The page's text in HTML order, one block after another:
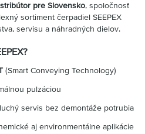
pre Slovensko, spoločnosť
sortiment čerpadiel SEEPEX
servisu a náhradných dielov.
(Smart Conveying Technology)
pulzáciou
servis bez demontáže potrubia
aj environmentálne aplikácie